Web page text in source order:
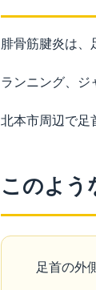
腓骨筋腱炎は、
ランニング、ジ
北本市周辺で足
このよう
足首の外